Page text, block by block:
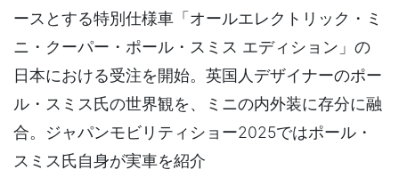
ースとする特別仕様車「オールエレクトリック・ミ
ニ・クーパー・ポール・スミス エディション」の
日本における受注を開始。英国人デザイナーのポー
ル・スミス氏の世界観を、ミニの内外装に存分に融
合。ジャパンモビリティショー2025ではポール・
スミス氏自身が実車を紹介